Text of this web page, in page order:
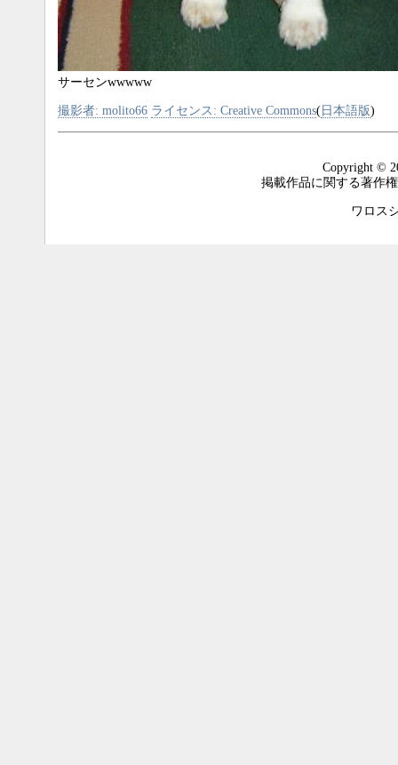
サーセンwwwww
撮影者: molito66 ライセンス: Creative Commons( 日本語版)
Copyright ©
掲載作品に関する著作
ワロス